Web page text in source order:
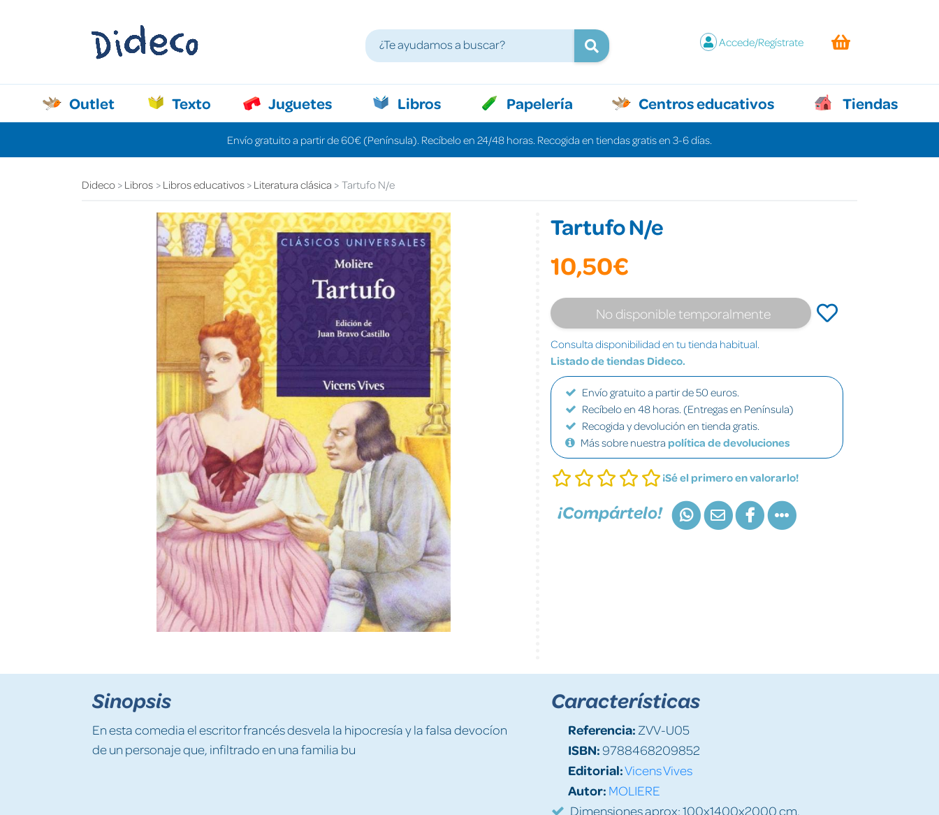
Accede/Regístrate
Outlet Texto Juguetes Libros Papelería Centros educativos Tiendas
Envío gratuito a partir de 60€ (Península). Recíbelo en 24/48 horas. Recogida en tiendas gratis en 3-6 días.
Dideco Libros Libros educativos Literatura clásica Tartufo N/e
Tartufo N/e
10,50€
No disponible temporalmente
Consulta disponibilidad en tu tienda habitual.
Listado de tiendas Dideco.
Envío gratuito a partir de 50 euros.
Recíbelo en 48 horas. (Entregas en Península)
Recogida y devolución en tienda gratis.
Más sobre nuestra política de devoluciones
¡Sé el primero en valorarlo!
¡Compártelo!
Sinopsis
En esta comedia el escritor francés desvela la hipocresía y la falsa devocíon
de un personaje que, infiltrado en una familia bu
Características
Referencia: ZVV-U05
ISBN:9788468209852
Editorial:Vicens Vives
Autor: MOLIERE
Dimensiones aprox: 100x1400x2000 cm.